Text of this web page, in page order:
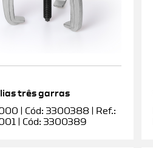
três garras
| Cód: 3300388 | Ref.:
| Cód: 3300389